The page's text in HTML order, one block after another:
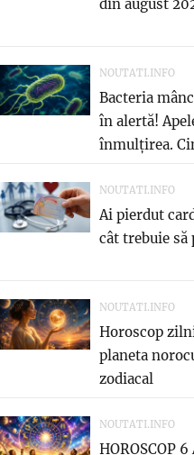
din august
NOUTATI.INFO
Bacteria
în alertă!
înmulțirea.
NOUTATI.INFO
Ai pierdut
cât trebuie
NOUTATI.INFO
Horoscop
planeta
zodiacal
NOUTATI.INFO
HOROSCOP